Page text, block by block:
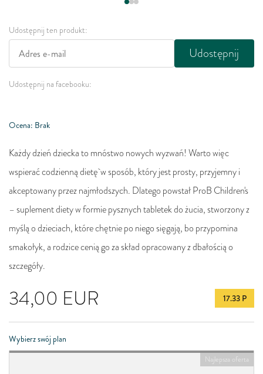
Udostępnij ten produkt:
Udostępnij
Udostępnij na facebooku:
Ocena: Brak
34,00 EUR 17.33 P
Każdy dzień dziecka to mnóstwo nowych wyzwań! Warto więc
wspierać codzienną dietę w sposób, który jest prosty, przyjemny i
akceptowany przez najmłodszych. Dlatego powstał ProB Children's
– suplement diety w formie pysznych tabletek do żucia, stworzony z
myślą o dzieciach, które chętnie po niego sięgają, bo przypomina
smakołyk, a rodzice cenią go za skład opracowany z dbałością o
szczegóły.
Wybierz swój plan
Najlepsza oferta